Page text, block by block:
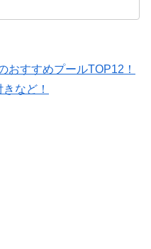
おすすめプールTOP12！
など！